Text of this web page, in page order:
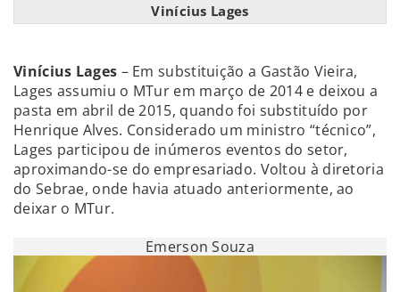
Vinícius Lages
Vinícius Lages – Em substituição a Gastão Vieira,
Lages assumiu o MTur em março de 2014 e deixou a
pasta em abril de 2015, quando foi substituído por
Henrique Alves. Considerado um ministro “técnico”,
Lages participou de inúmeros eventos do setor,
aproximando-se do empresariado. Voltou à diretoria
do Sebrae, onde havia atuado anteriormente, ao
deixar o MTur.
Emerson Souza